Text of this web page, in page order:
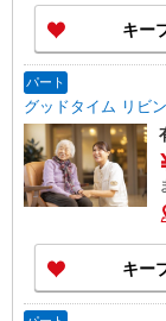
7
キー
パート
グッドタイム リビ
キー